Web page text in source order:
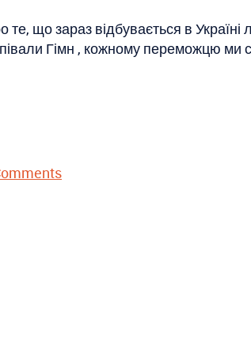
що зараз відбувається в
Гімн , кожному переможцю ми